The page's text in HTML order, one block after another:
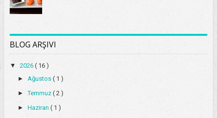
BLOG ARŞIVI
▼ 2026 ( 16 )
► Ağustos ( 1 )
►Temmuz ( 2 )
► Haziran ( 1 )